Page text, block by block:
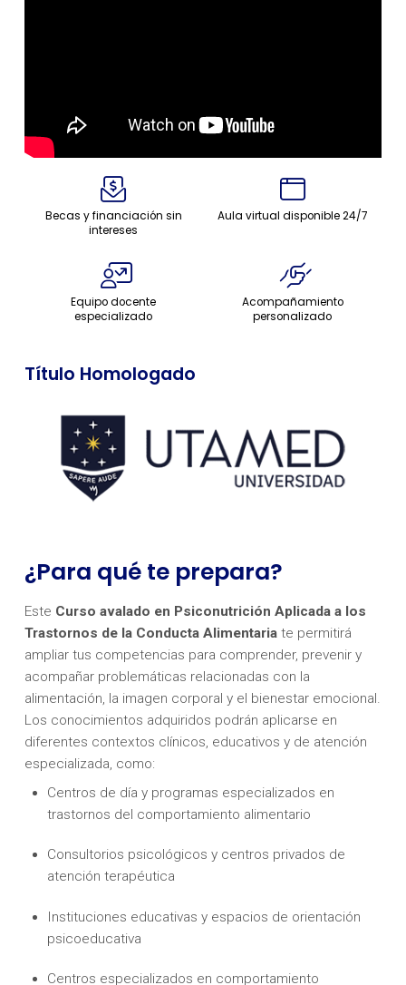
Becas y financiación sin
intereses
Aula virtual disponible 24/7
Equipo docente
especializado
Acompañamiento
personalizado
Título Homologado
¿Para qué te prepara?
Este Curso avalado en Psiconutrición Aplicada a los
Trastornos de la Conducta Alimentariate permitirá
ampliar tus competencias para comprender, prevenir y
acompañar problemáticas relacionadas con la
alimentación, la imagen corporal y el bienestar emocional.
Los conocimientos adquiridos podrán aplicarse en
diferentes contextos clínicos, educativos y de atención
especializada, como:
Centros de día y programas especializados en
trastornos del comportamiento alimentario
Consultorios psicológicos y centros privados de
atención terapéutica
Instituciones educativas y espacios de orientación
psicoeducativa
Centros especializados en comportamiento